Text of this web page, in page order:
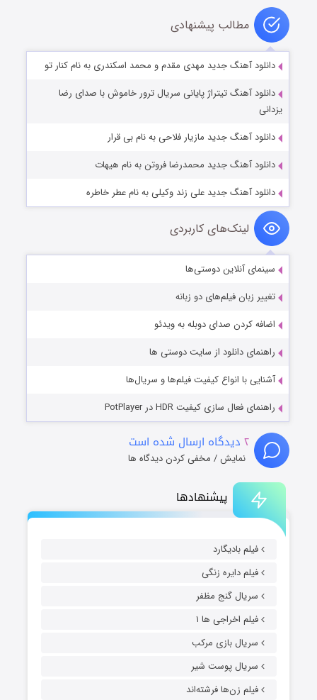
پیشنهادها
فیلم بادیگارد
فیلم دایره زنگی
سریال گنج مظفر
فیلم اخراجی ها ۱
سریال بازی مرکب
سریال پوست شیر
فیلم زن‌ها فرشته‌اند
مطالب پیشنهادی
دانلود آهنگ جدید مهدی مقدم و محمد اسکندری به نام کنار تو
دانلود آهنگ تیتراژ پایانی سریال ترور خاموش با صدای رضا
یزدانی
دانلود آهنگ جدید مازیار فلاحی به نام بی قرار
دانلود آهنگ جدید محمدرضا فروتن به نام هیهات
دانلود آهنگ جدید علی زند وکیلی به نام عطر خاطره
لینک‌های کاربردی
سینمای آنلاین دوستی‌ها
تغییر زبان فیلم‌های دو زبانه
اضافه کردن صدای دوبله به ویدئو
راهنمای دانلود از سایت دوستی ها
آشنایی با انواع کیفیت فیلم‌ها و سریال‌ها
راهنمای فعال سازی کیفیت HDR در PotPlayer
۲ دیدگاه ارسال شده است
نمایش / مخفی کردن دیدگاه ها